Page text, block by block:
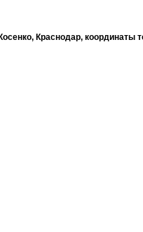
Краснодар, координаты